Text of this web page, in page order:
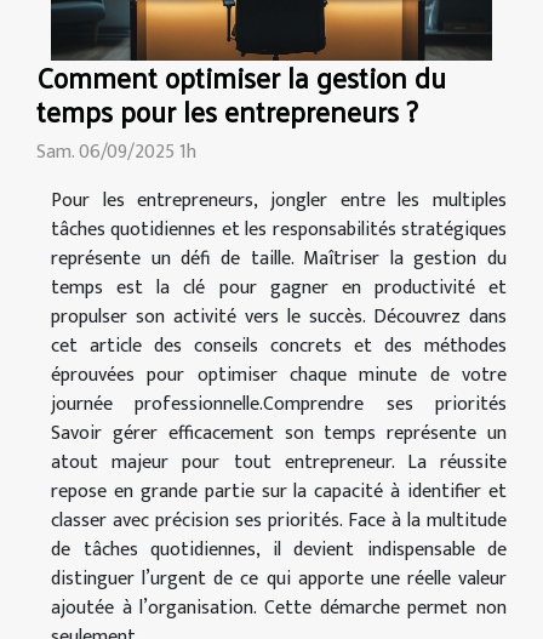
Comment optimiser la gestion du
temps pour les entrepreneurs ?
Sam. 06/09/2025 1h
Pour les entrepreneurs, jongler entre les multiples
tâches quotidiennes et les responsabilités stratégiques
représente un défi de taille. Maîtriser la gestion du
temps est la clé pour gagner en productivité et
propulser son activité vers le succès. Découvrez dans
cet article des conseils concrets et des méthodes
éprouvées pour optimiser chaque minute de votre
journée professionnelle.Comprendre ses priorités
Savoir gérer efficacement son temps représente un
atout majeur pour tout entrepreneur. La réussite
repose en grande partie sur la capacité à identifier et
classer avec précision ses priorités. Face à la multitude
de tâches quotidiennes, il devient indispensable de
distinguer l’urgent de ce qui apporte une réelle valeur
ajoutée à l’organisation. Cette démarche permet non